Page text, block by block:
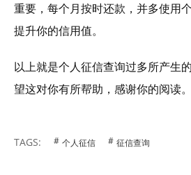
重要，每个月按时还款，并多使用
提升你的信用值。
以上就是个人征信查询过多所产生
望这对你有所帮助，感谢你的阅读。
TAGS: 个人征信 征信查询